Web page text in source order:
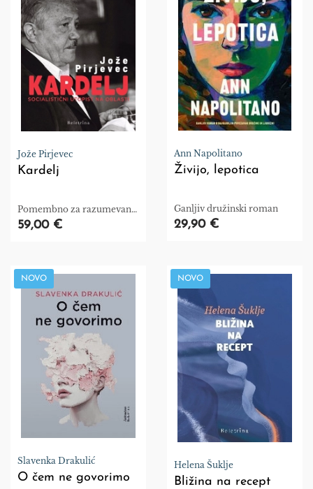
Jože Pirjevec
Kardelj
Pomembno za razumevanje
obdobja socializma
59,00 €
Ann Napolitano
Živijo, lepotica
Ganljiv družinski roman
29,90 €
NOVO
Slavenka Drakulić
O čem ne govorimo
NOVO
Helena Šuklje
Bližina na recept